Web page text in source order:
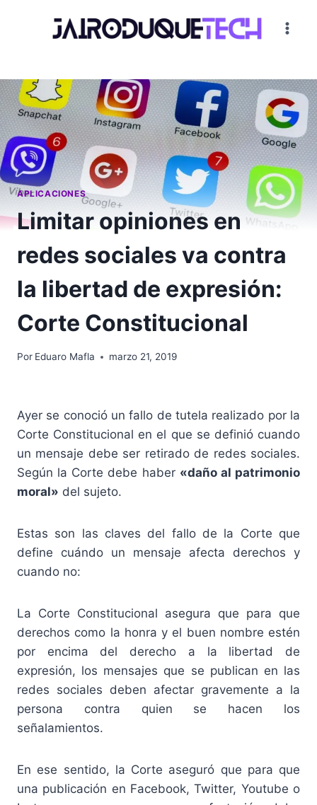
APLICACIONES
Limitar opiniones en
redes sociales va contra
la libertad de expresión:
Corte Constitucional
Por Eduaro Mafla marzo 21, 2019
Ayer se conoció un fallo de tutela realizado por la
Corte Constitucional en el que se definió cuando
un mensaje debe ser retirado de redes sociales.
Según la Corte debe haber «daño al patrimonio
moral» del sujeto.
Estas son las claves del fallo de la Corte que
define cuándo un mensaje afecta derechos y
cuando no:
La Corte Constitucional asegura que para que
derechos como la honra y el buen nombre estén
por encima del derecho a la libertad de
expresión, los mensajes que se publican en las
redes sociales deben afectar gravemente a la
persona contra quien se hacen los
señalamientos.
En ese sentido, la Corte aseguró que para que
una publicación en Facebook, Twitter, Youtube o